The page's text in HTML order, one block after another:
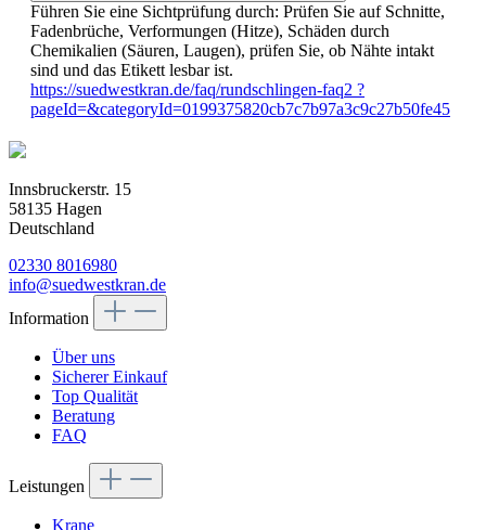
Führen Sie eine Sichtprüfung durch: Prüfen Sie auf Schnitte,
Fadenbrüche, Verformungen (Hitze), Schäden durch
Chemikalien (Säuren, Laugen), prüfen Sie, ob Nähte intakt
sind und das Etikett lesbar ist.
https://suedwestkran.de/faq/rundschlingen-faq2 ?
pageId=&categoryId=0199375820cb7c7b97a3c9c27b50fe45
Innsbruckerstr. 15
58135 Hagen
Deutschland
02330 8016980
info@suedwestkran.de
Information
Über uns
Sicherer Einkauf
Top Qualität
Beratung
FAQ
Leistungen
Krane